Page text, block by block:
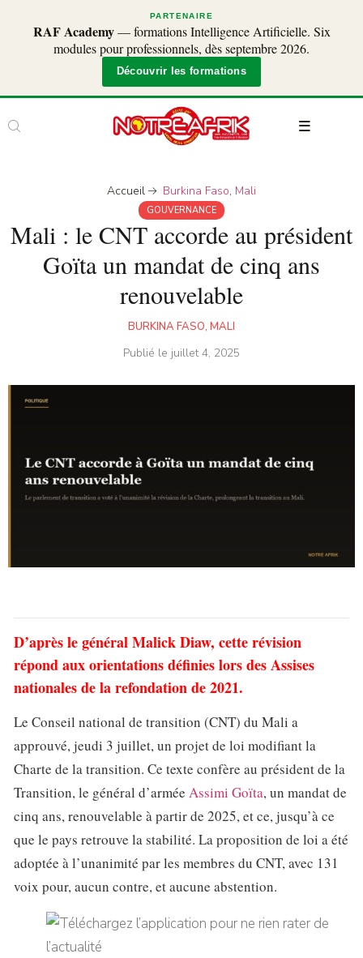
PARTENAIRE
RAF Academy— formations Intelligence Artificielle. Six
modules pour professionnels, dès septembre 2026.
Découvrir les formations
Accueil Burkina Faso, Mali
GOUVERNANCE
Mali : le CNT accorde au président
Goïta un mandat de cinq ans
renouvelable
BURKINA FASO, MALI
Publié le juillet 4, 2025
D’après le général Malick Diaw, cette révision
répond aux orientations définies lors des Assises
nationales de la refondation de 2021.
Le Conseil national de transition (CNT) du Mali a
approuvé, jeudi 3 juillet, un projet de loi modifiant la
Charte de la transition. Ce texte confère au président de la
Transition, le général d’armée Assimi Goïta, un mandat de
cinq ans, renouvelable à partir de 2025, et ce, jusqu’à ce
que le pays retrouve la stabilité. La proposition de loi a été
adoptée à l’unanimité par les membres du CNT, avec 131
voix pour, aucun contre, et aucune abstention.